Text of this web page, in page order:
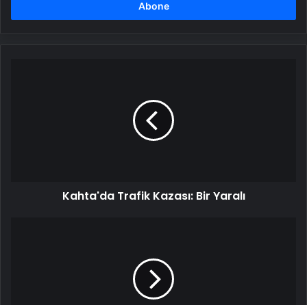
Kahta'da Trafik Kazası: Bir Yaralı